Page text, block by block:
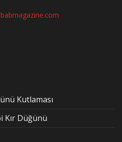
Kutlaması
Kır Düğünü